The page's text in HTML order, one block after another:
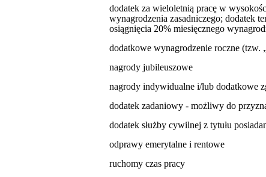
dodatek za wieloletnią pracę w
wynagrodzenia zasadniczego; dodatek
osiągnięcia 20% miesięcznego
dodatkowe wynagrodzenie roczne (tzw.
nagrody jubileuszowe
nagrody indywidualne i/lub dodatkowe
dodatek zadaniowy - możliwy do
dodatek służby cywilnej z tytułu
odprawy emerytalne i rentowe
ruchomy czas pracy